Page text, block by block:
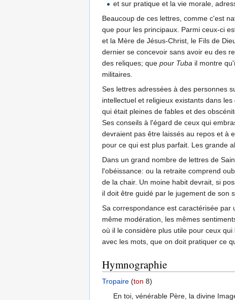
et sur pratique et la vie morale,
Beaucoup de ces lettres, comme c'est
que pour les principaux. Parmi ceux-ci
et la Mère de Jésus-Christ, le Fils de
dernier se concevoir sans avoir eu des
des reliques; que pour Tuba il montre
militaires.
Ses lettres adressées à des personnes
intellectuel et religieux existants dans
qui était pleines de fables et des
Ses conseils à l'égard de ceux qui
devraient pas être laissés au repos et à
pour ce qui est plus parfait. Les grande
Dans un grand nombre de lettres de
l'obéissance: ou la retraite comprend
de la chair. Un moine habit devrait, si
il doit être guidé par le jugement de son
Sa correspondance est caractérisée
même modération, les mêmes
où il le considère plus utile pour ceux
avec les mots, que on doit pratiquer ce
Hymnographie
Tropaire (ton 8)
En toi, vénérable Père, la divine